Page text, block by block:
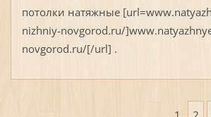
потолки натяжные
nizhniy-novgorod.ru/
novgorod.ru/[/url] .